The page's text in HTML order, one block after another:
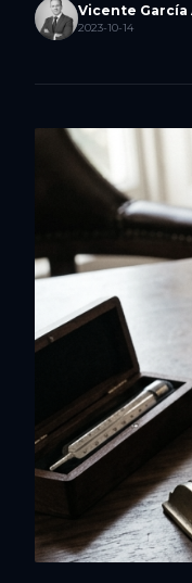
Vicente García
2023-10-14